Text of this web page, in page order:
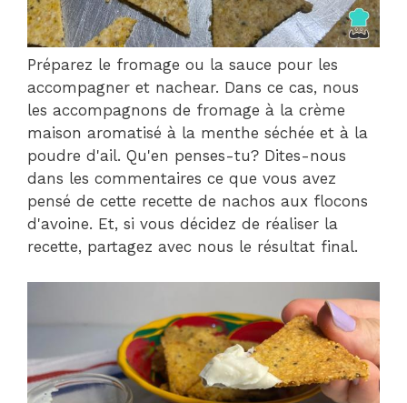
Préparez le fromage ou la sauce pour les
accompagner et nachear. Dans ce cas, nous
les accompagnons de fromage à la crème
maison aromatisé à la menthe séchée et à la
poudre d'ail. Qu'en penses-tu? Dites-nous
dans les commentaires ce que vous avez
pensé de cette recette de nachos aux flocons
d'avoine. Et, si vous décidez de réaliser la
recette, partagez avec nous le résultat final.